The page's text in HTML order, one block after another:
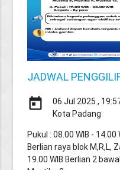
JADWAL
today
06 Jul 2025 ,
Kota Padang
Pukul : 08.00 WIB -
Berlian raya blok M,R,L,
19.00 WIB Berlian 2